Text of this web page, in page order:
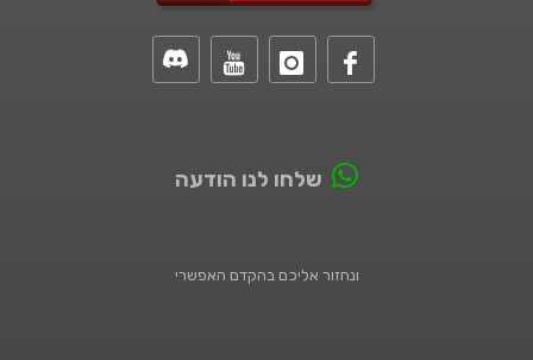
שלחו לנו הודעה
ונחזור אליכם בהקדם האפשרי